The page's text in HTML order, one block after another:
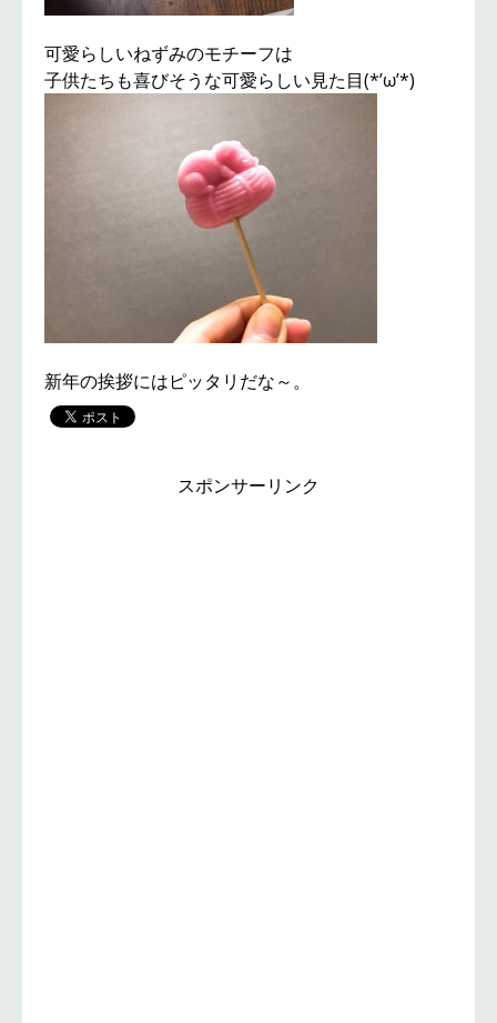
可愛らしいねずみのモチーフは
子供たちも喜びそうな可愛らしい見た目(*’ω’*)
新年の挨拶にはピッタリだな～。
スポンサーリンク